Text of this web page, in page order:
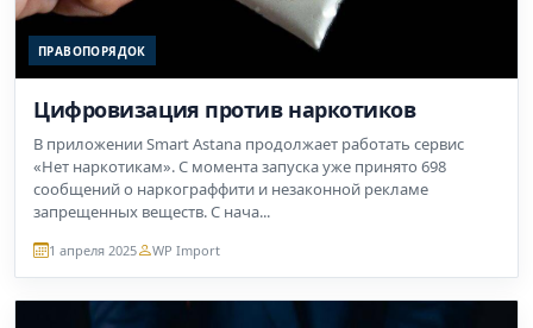
ПРАВОПОРЯДОК
Цифровизация против наркотиков
В приложении Smart Astana продолжает работать сервис
«Нет наркотикам». С момента запуска уже принято 698
сообщений о наркограффити и незаконной рекламе
запрещенных веществ. С нача...
1 апреля 2025 WP Import